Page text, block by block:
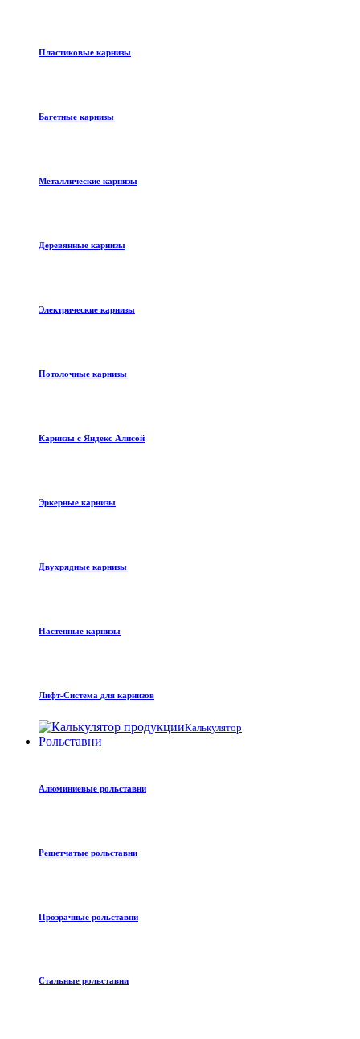
Пластиковые карнизы
Багетные карнизы
Металлические карнизы
Деревянные карнизы
Электрические карнизы
Потолочные карнизы
Карнизы с Яндекс Алисой
Эркерные карнизы
Двухрядные карнизы
Настенные карнизы
Лифт-Система для карнизов
Калькулятор
Рольставни
Алюминиевые рольставни
Решетчатые рольставни
Прозрачные рольставни
Стальные рольставни